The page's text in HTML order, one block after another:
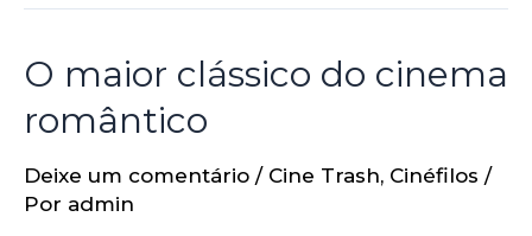
O maior clássico do cinema
romântico
Deixe um comentário / Cine Trash, Cinéfilos /
Por admin